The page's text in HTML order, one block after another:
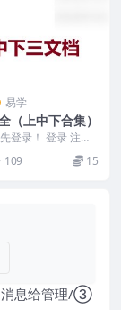
易学
（上中下合集）
登录！ 登录 注册
上中下合集） Y23
109 15
息给管理/③